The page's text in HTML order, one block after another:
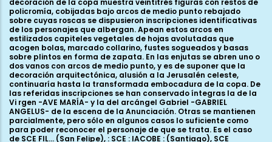
policromía, cobijadas bajo arcos de medio punto rebajado
sobre cuyas roscas se dispusieron inscripciones identificativas
de los personajes que albergan. Apean estos arcos en
estilizados capiteles vegetales de hojas avolutadas que
acogen bolas, marcado collarino, fustes sogueados y basas
sobre plintos en forma de zapata. En las enjutas se abren uno o
dos vanos con arcos de medio punto, y es de suponer que la
decoración arquitectónica, alusión a la Jerusalén celeste,
continuaría hasta la transformada embocadura de la copa. De
las referidas inscripciones se han conservado íntegras la de la
Vi rgen -AVE MARÍA- y la del arcángel Gabriel -GABRIEL
ANGELUS- de la escena de la Anunciación. Otras se mantienen
parcialmente, pero sólo en algunos casos lo suficiente como
para poder reconocer el personaje de que se trata. Es el caso
de SCE FIL... (San Felipe), : SCE : IACOBE : (Santiago), SCE